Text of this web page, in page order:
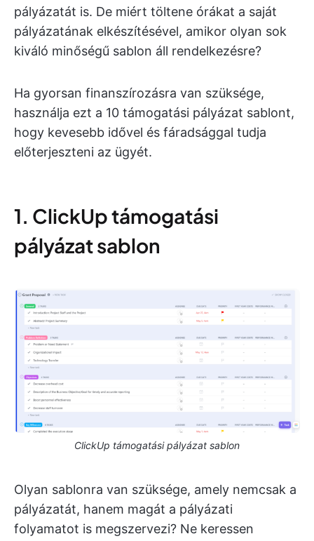
pályázatát is. De miért töltene órákat a saját
pályázatának elkészítésével, amikor olyan sok
kiváló minőségű sablon áll rendelkezésre?
Ha gyorsan finanszírozásra van szüksége,
használja ezt a 10 támogatási pályázat sablont,
hogy kevesebb idővel és fáradsággal tudja
előterjeszteni az ügyét.
1. ClickUp támogatási
pályázat sablon
ClickUp támogatási pályázat sablon
Olyan sablonra van szüksége, amely nemcsak a
pályázatát, hanem magát a pályázati
folyamatot is megszervezi? Ne keressen